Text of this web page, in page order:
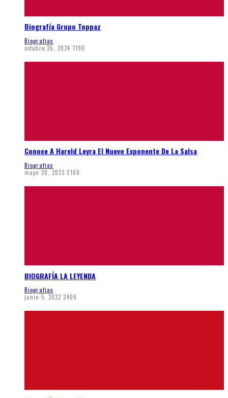
Biografía Grupo Toppaz
Biografias
octubre 26, 2024 1190
Conoce A Hareld Leyra El Nuevo Exponente De La Salsa
Biografias
mayo 20, 2023 2160
BIOGRAFÍA LA LEYENDA
Biografias
junio 5, 2022 3406